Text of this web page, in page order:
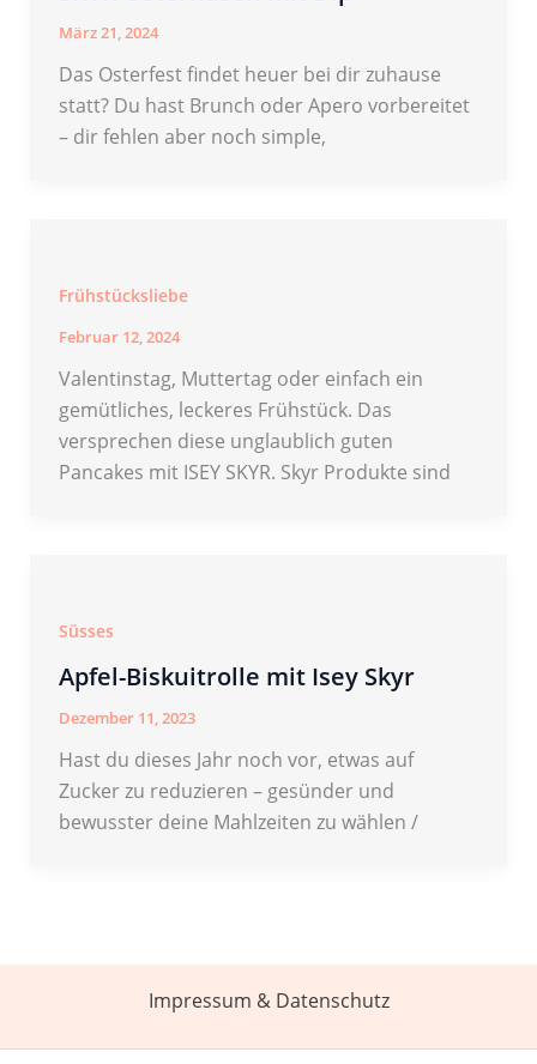
März 21, 2024
Das Osterfest findet heuer bei dir zuhause
statt? Du hast Brunch oder Apero vorbereitet
– dir fehlen aber noch simple,
Frühstücksliebe
Februar 12, 2024
Valentinstag, Muttertag oder einfach ein
gemütliches, leckeres Frühstück. Das
versprechen diese unglaublich guten
Pancakes mit ISEY SKYR. Skyr Produkte sind
Süsses
Apfel-Biskuitrolle mit Isey Skyr
Dezember 11, 2023
Hast du dieses Jahr noch vor, etwas auf
Zucker zu reduzieren – gesünder und
bewusster deine Mahlzeiten zu wählen /
Impressum & Datenschutz